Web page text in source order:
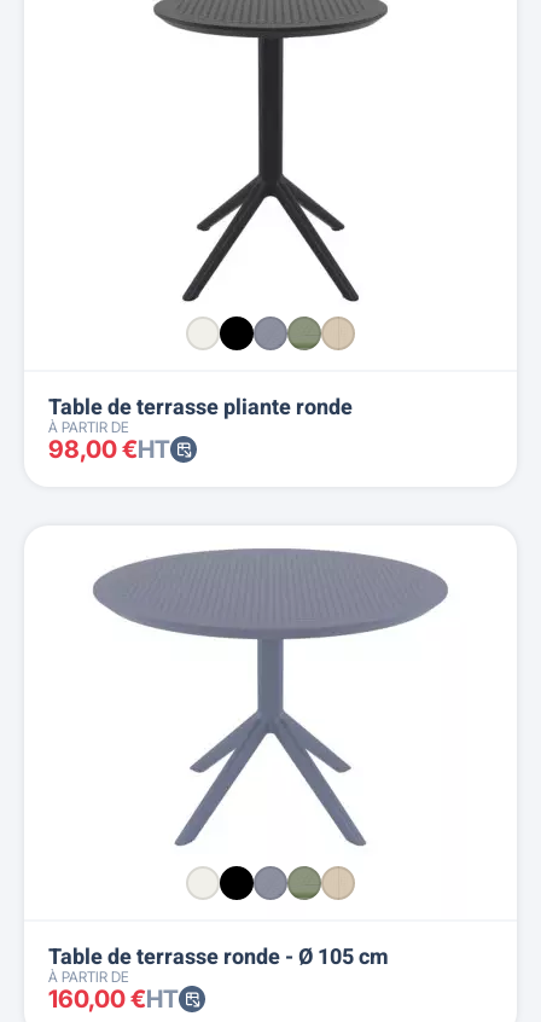
Table de terrasse pliante ronde
À PARTIR DE
98,00 €HT
Table de terrasse ronde - Ø 105 cm
À PARTIR DE
160,00 €HT